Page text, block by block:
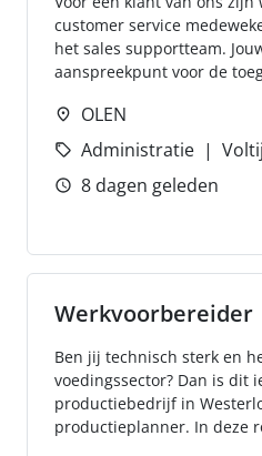
customer service
het sales supportteam.
aanspreekpunt voor de
OLEN
Administratie
8 dagen geleden
Werkvoorbereider
Ben jij technisch sterk en
voedingssector? Dan is dit
productiebedrijf in
productieplanner. In deze